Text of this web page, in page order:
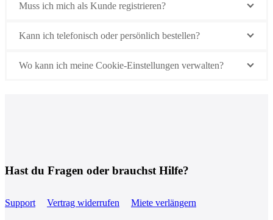
Muss ich mich als Kunde registrieren?
Kann ich telefonisch oder persönlich bestellen?
Wo kann ich meine Cookie-Einstellungen verwalten?
Hast du Fragen oder brauchst Hilfe?
Support Vertrag widerrufen Miete verlängern